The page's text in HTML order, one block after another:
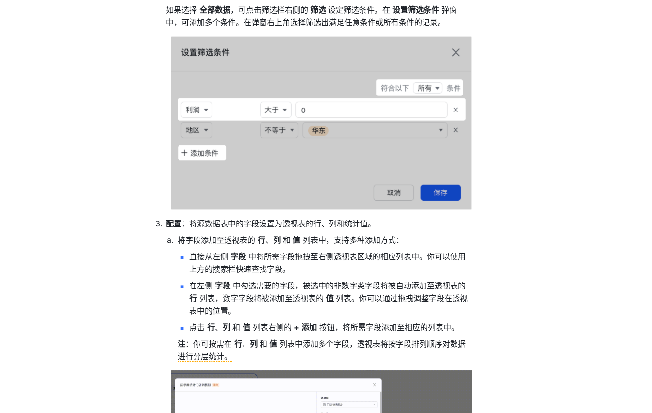
如果选择 全部数据，可点击筛选栏右侧的 筛选 设定筛选条件。在 设置筛选条件 弹窗
中，可添加多个条件。在弹窗右上角选择筛选出满足任意条件或所有条件的记录。
配置：将源数据表中的字段设置为透视表的行、列和统计值。
将字段添加至透视表的 行、 列 和 值 列表中，支持多种添加方式：
直接从左侧 字段 中将所需字段拖拽至右侧透视表区域的相应列表中。你可以使用
上方的搜索栏快速查找字段。
在左侧 字段
行 列表，数字字段将被添加至透视表的 值 列表。你可以通过拖拽调整字段在透视
表中的位置。
点击 行、 列 和 值 列表右侧的 + 添加 按钮，将所需字段添加至相应的列表中。
注：你可按需在 行、 列 和 值 列表中添加多个字段，透视表将按字段排列顺序对数据
进行分层统计。